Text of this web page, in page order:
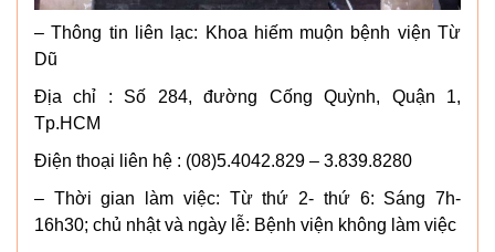
– Thông tin liên lạc: Khoa hiếm muộn bệnh viện Từ
Dũ
Địa chỉ : Số 284, đường Cống Quỳnh, Quận 1,
Tp.HCM
Điện thoại liên hệ : (08)5.4042.829 – 3.839.8280
– Thời gian làm việc: Từ thứ 2- thứ 6: Sáng 7h-
16h30; chủ nhật và ngày lễ: Bệnh viện không làm việc